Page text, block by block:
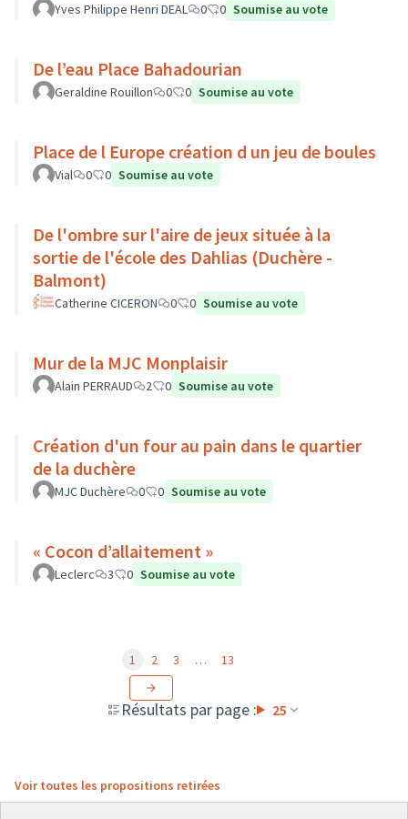
Yves Philippe Henri DEAL 0 0 Soumise au vote
De l’eau Place Bahadourian
Geraldine Rouillon 0 0 Soumise au vote
Place de l Europe création d un jeu de boules
Vial 0 0 Soumise au vote
De l'ombre sur l'aire de jeux située à la
sortie de l'école des Dahlias (Duchère -
Balmont)
Catherine CICERON 0 0 Soumise au vote
Mur de la MJC Monplaisir
Alain PERRAUD 2 0 Soumise au vote
Création d'un four au pain dans le quartier
de la duchère
MJC Duchère 0 0 Soumise au vote
« Cocon d’allaitement »
Leclerc 3 0 Soumise au vote
Résultats par page : 25
1 2 3 … 13
Voir toutes les propositions retirées